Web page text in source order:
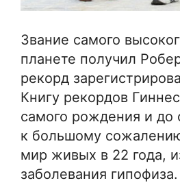
Звание самого
планете получил
рекорд
Книгу рекордов
самого рождения и до
к большому
мир живых в 22 года,
заболевания